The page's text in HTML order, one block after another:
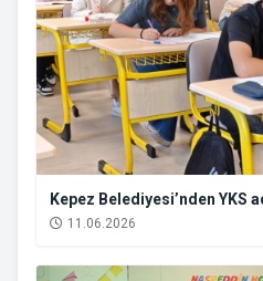
Kepez Belediyesi’nden YKS
11.06.2026